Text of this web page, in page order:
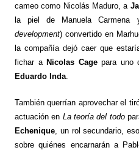
cameo como Nicolás Maduro, a
la piel de Manuela
development) convertido en
la compañía dejó caer que
fichar aNicolas Cagepara uno
Eduardo Inda.
También querrían aprovechar el
actuación en La teoría del todo
Echenique, un rol secundario,
sobre quiénes encarnarán a